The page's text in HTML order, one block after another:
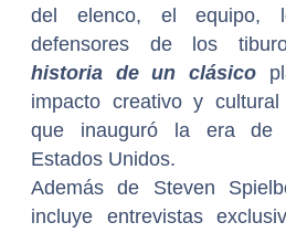
del elenco, el equipo,
defensores de los
historia de un clásico
impacto creativo y
que inauguró la era de
Estados Unidos.
Además de Steven
incluye entrevistas